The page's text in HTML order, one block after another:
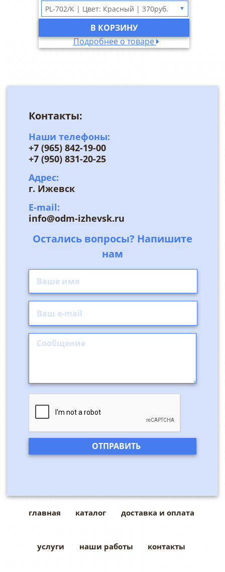
В КОРЗИНУ
▼
Подробнее о товаре
Контакты:
Наши телефоны:
+7 (965) 842-19-00
+7 (950) 831-20-25
Адрес:
г. Ижевск
E-mail:
info@odm-izhevsk.ru
Остались вопросы? Напишите
нам
главная каталог доставка и оплата
услуги наши работы контакты